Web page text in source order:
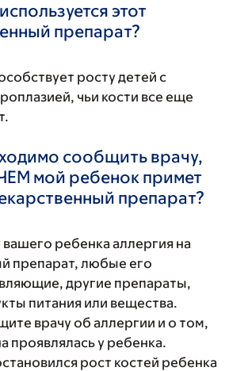
этот
препарат?
росту детей с
чьи кости все еще
сообщить врачу,
мой ребенок примет
препарат?
вашего ребенка аллергия на
препарат, любые его
другие препараты,
питания или вещества.
врачу об аллергии и о том,
проявлялась у ребенка.
рост костей ребенка